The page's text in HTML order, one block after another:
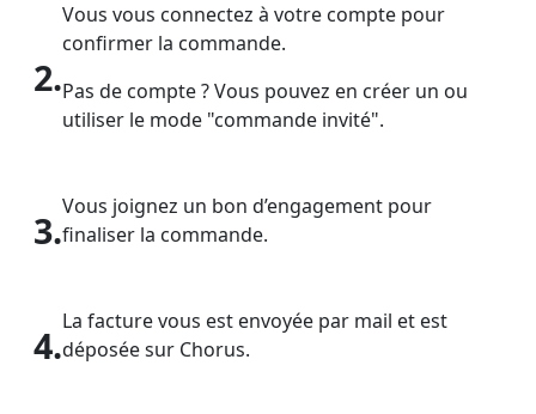
2.
Vous vous connectez à votre compte pour
confirmer la commande.
Pas de compte ? Vous pouvez en créer un ou
utiliser le mode "commande invité".
3.
Vous joignez un bon d’engagement pour
finaliser la commande.
4.
La facture vous est envoyée par mail et est
déposée sur Chorus.